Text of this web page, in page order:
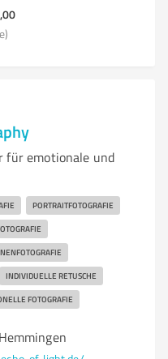
für emotionale und
PORTRAITFOTOGRAFIE
INDIVIDUELLE RETUSCHE
FOTOGRAFIE